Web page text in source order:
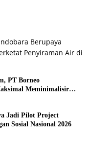
PT Borneo
Meminimalisir
Jadi Pilot Project
Sosial Nasional 2026